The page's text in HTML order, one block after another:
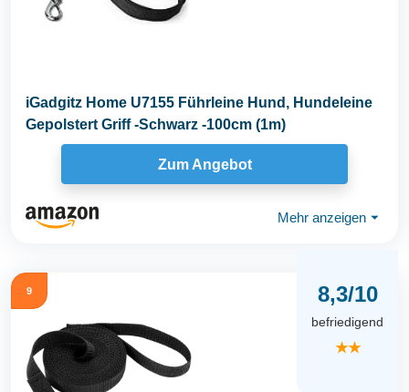
iGadgitz Home U7155 Führleine Hund, Hundeleine
Gepolstert Griff -Schwarz -100cm (1m)
Zum Angebot
Mehr anzeigen ⏷
9 8,3/10
befriedigend
★★